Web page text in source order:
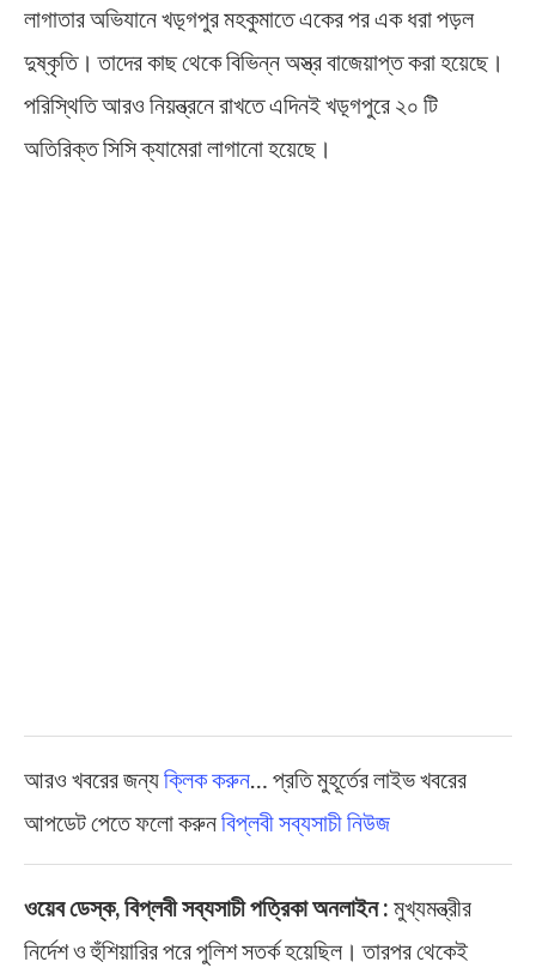
লাগাতার অভিযানে খড়্গপুর মহকুমাতে একের পর এক ধরা পড়ল
দুষ্কৃতি। তাদের কাছ থেকে বিভিন্ন অস্ত্র বাজেয়াপ্ত করা হয়েছে।
পরিস্থিতি আরও নিয়ন্ত্রনে রাখতে এদিনই খড়্গপুরে ২০ টি
অতিরিক্ত সিসি ক্যামেরা লাগানো হয়েছে।
আরও খবরের জন্যক্লিক করুন … প্রতি মুহূর্তের লাইভ খবরের
আপডেট পেতে ফলো করুনবিপ্লবী সব্যসাচী নিউজ
ওয়েব ডেস্ক, বিপ্লবী সব্যসাচী পত্রিকা অনলাইন : মুখ্যমন্ত্রীর
নির্দেশ ও হুঁশিয়ারির পরে পুলিশ সতর্ক হয়েছিল। তারপর থেকেই